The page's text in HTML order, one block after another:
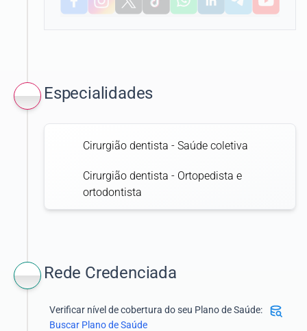
Especialidades
Cirurgião dentista - Saúde coletiva
Cirurgião dentista - Ortopedista e
ortodontista
Rede Credenciada
Verificar nível de cobertura do seu Plano de Saúde:
Buscar Plano de Saúde